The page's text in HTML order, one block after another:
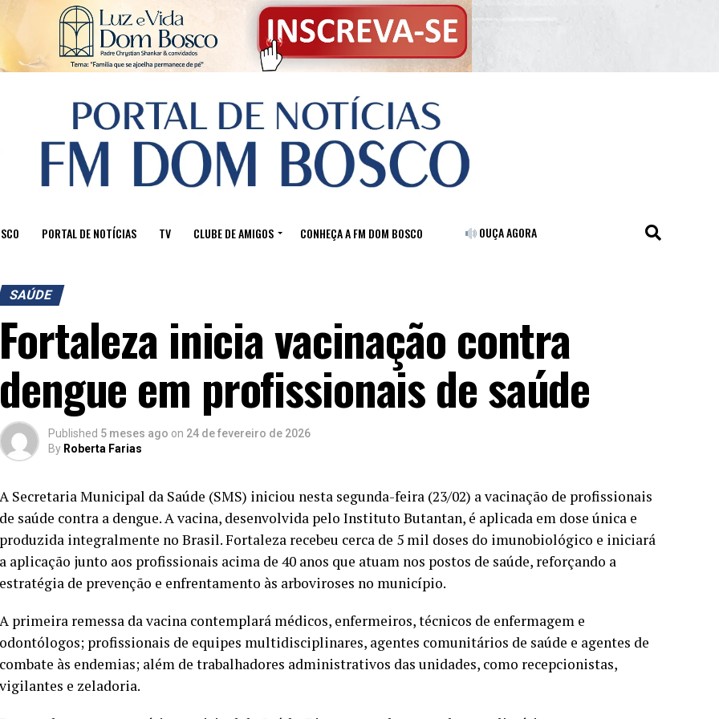
PORTAL DE NOTÍCIAS TV CLUBE DE AMIGOS CONHEÇA A FM DOM BOSCO OUÇA AGORA
SAÚDE
Fortaleza inicia vacinação contra
dengue em profissionais de saúde
Published 5 meses ago on 24 de fevereiro de 2026
By Roberta Farias
A Secretaria Municipal da Saúde (SMS) iniciou nesta segunda-feira (23/02) a vacinação de profissionais
de saúde contra a dengue. A vacina, desenvolvida pelo Instituto Butantan, é aplicada em dose única e
produzida integralmente no Brasil. Fortaleza recebeu cerca de 5 mil doses do imunobiológico e iniciará
a aplicação junto aos profissionais acima de 40 anos que atuam nos postos de saúde, reforçando a
estratégia de prevenção e enfrentamento às arboviroses no município.
A primeira remessa da vacina contemplará médicos, enfermeiros, técnicos de enfermagem e
odontólogos; profissionais de equipes multidisciplinares, agentes comunitários de saúde e agentes de
combate às endemias; além de trabalhadores administrativos das unidades, como recepcionistas,
vigilantes e zeladoria.